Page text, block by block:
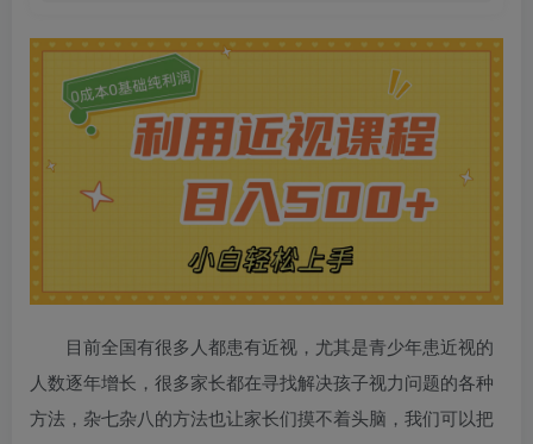
目前全国有很多人都患有近视，尤其是青少年患近视的
人数逐年增长，很多家长都在寻找解决孩子视力问题的各种
方法，杂七杂八的方法也让家长们摸不着头脑，我们可以把